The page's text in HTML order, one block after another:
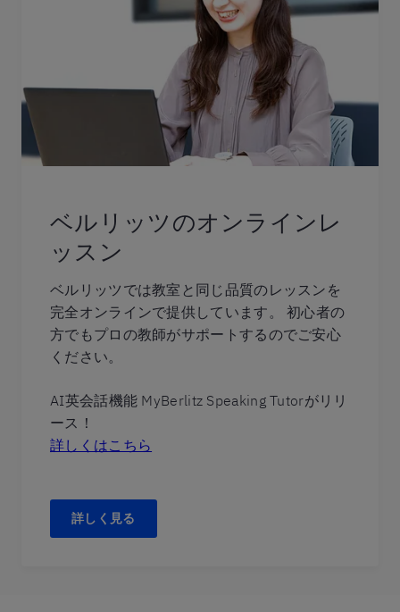
ベルリッツのオンラインレ
ッスン
ベルリッツでは教室と同じ品質のレッスンを
完全オンラインで提供しています。 初心者の
方でもプロの教師がサポートするのでご安心
ください。
AI英会話機能 MyBerlitz Speaking Tutorがリリ
ース！
詳しくはこちら
詳しく見る